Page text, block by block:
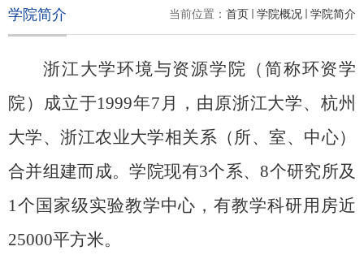
当前位置： 首页 学院概况 学院简介
学院简介
浙江大学环境与资源学院（简称环资学
院）成立于1999年7 月，由原浙江大学、杭州
大学、浙江农业大学相关系（所、室、中心）
合并组建而成。学院现有3个系、8个研究所及
1个国家级实验教学中心，有教学科研用房近
25000平方米。